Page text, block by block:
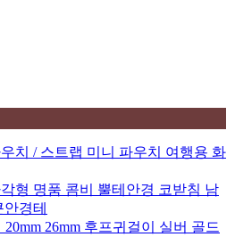
치 / 스트랩 미니 파우치 여행용 화
형 명품 콤비 뿔테안경 코받침 남
경테
20mm 26mm 후프귀걸이 실버 골드